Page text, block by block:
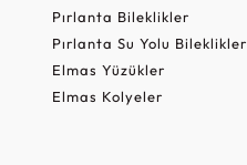
Pırlanta Bileklikler
Pırlanta Su Yolu Bileklikler
Elmas Yüzükler
Elmas Kolyeler